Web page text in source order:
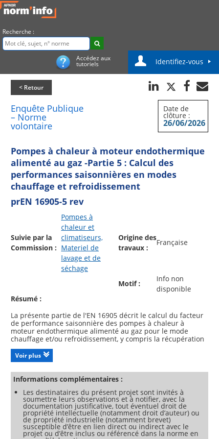
Recherche :
Accédez aux
tutoriels Identifiez-vous
< Retour
Enquête Publique
– Norme
volontaire
Date de
clôture :
26/06/2026
Pompes à chaleur à moteur endothermique
alimenté au gaz -Partie 5 : Calcul des
performances saisonnières en modes
chauffage et refroidissement
prEN 16905-5 rev
Suivie par la
Commission :
Pompes à
chaleur et
climatiseurs,
Materiel de
lavage et de
séchage
Origine des
travaux :
Française
Motif :
Info non
disponible
Résumé :
La présente partie de l'EN 16905 décrit le calcul du facteur
de performance saisonnière des pompes à chaleur à
moteur endothermique alimenté au gaz pour le mode
chauffage et/ou refroidissement, y compris la récupération
extérieur.
Le présent document ne s'applique qu'aux appareils dont
le débit calorifique maximal (dérivé du pouvoir calorifique
inférieur) ne dépasse pas 70 kW dans les conditions de
performance nominale.
Le présent document se limite également aux appareils
classés dans les catégories I2H, I2E, I2Er, I2R, I2E(S)B, I2L,
I2LL, I2ELL, I2E(R)B, I2ESi, I2E(R), I3P, I3B, I3B/P, II2H3+, II2Er3+,
II2H3B/P, II2L3B/P, II2E3B/P, II2ELL3B/P, II2L3P, II2H3P, II2E3P
II2Er3P de l'EN 437.
Voir plus
Informations complémentaires :
Les destinataires du présent projet sont invités à
soumettre leurs observations et à notifier, avec la
documentation justificative, tout éventuel droit de
propriété intellectuelle (notamment droit d’auteur) ou
de propriété industrielle (notamment brevet)
susceptible d’être en lien direct ou indirect avec le
projet ou d’être inclus ou référencé dans la norme en